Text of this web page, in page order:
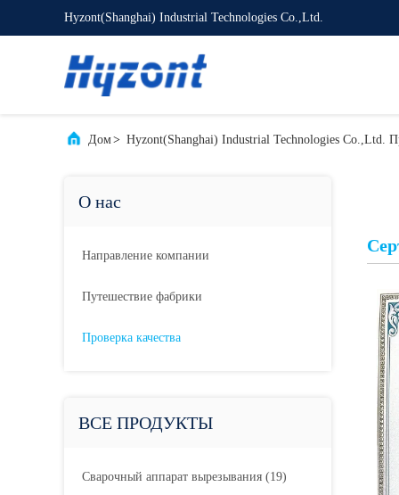
Hyzont(Shanghai) Industrial Technologies Co.,Ltd.
Дом> Hyzont(Shanghai) Industrial Technologies Co.,Ltd.
О нас
Направление компании
Путешествие фабрики
Проверка качества
ВСЕ ПРОДУКТЫ
Сварочный аппарат вырезывания (19)